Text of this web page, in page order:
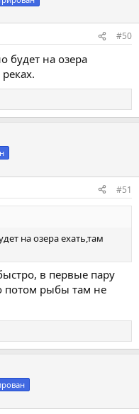
#50
будет на озера
#51
на озера ехать,там
в первые пару
потом рыбы там не